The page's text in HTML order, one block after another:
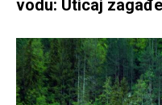
vodu: Uticaj